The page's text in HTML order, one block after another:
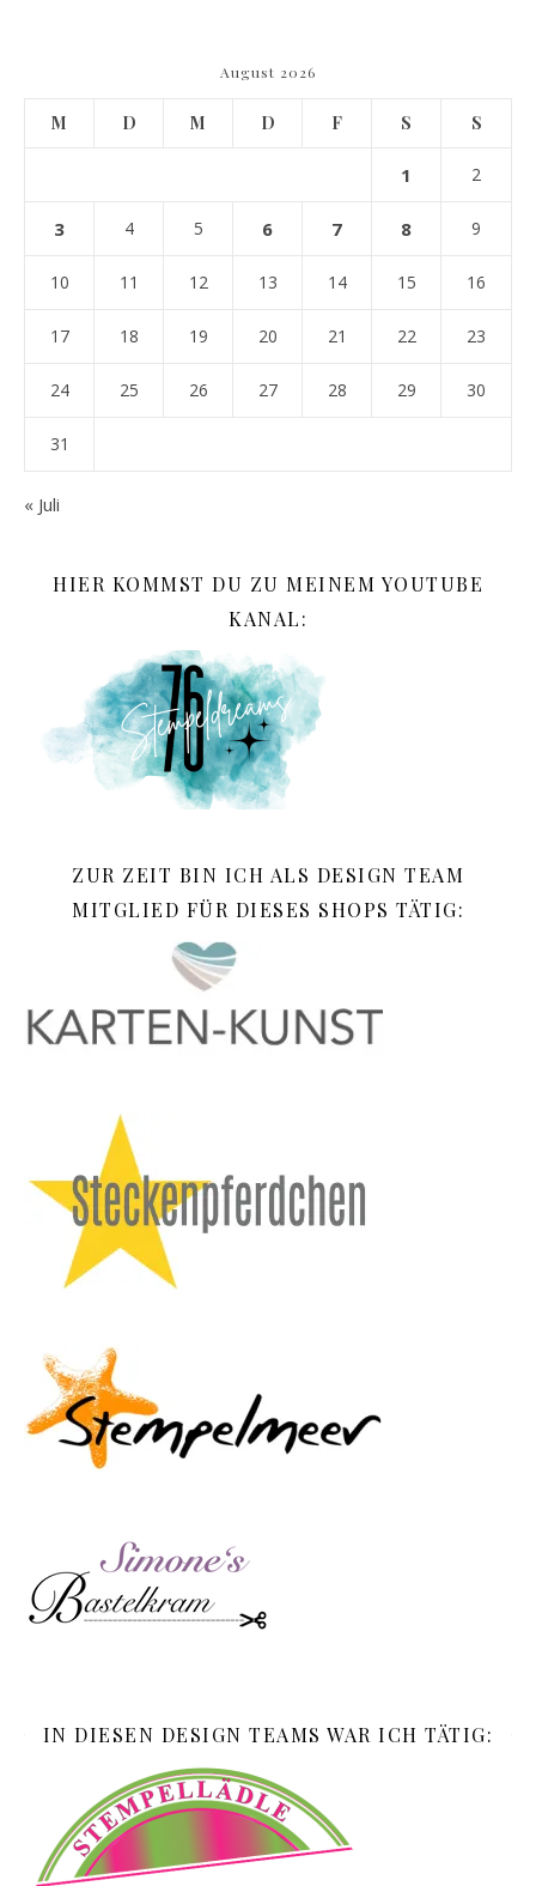
August 2026
M D M D F S S
1 2
3 4 5 6 7 8 9
10 11 12 13 14 15 16
17 18 19 20 21 22 23
24 25 26 27 28 29 30
31
« Juli
HIER KOMMST DU ZU MEINEM YOUTUBE
KANAL:
ZUR ZEIT BIN ICH ALS DESIGN TEAM
MITGLIED FÜR DIESES SHOPS TÄTIG:
IN DIESEN DESIGN TEAMS WAR ICH TÄTIG: